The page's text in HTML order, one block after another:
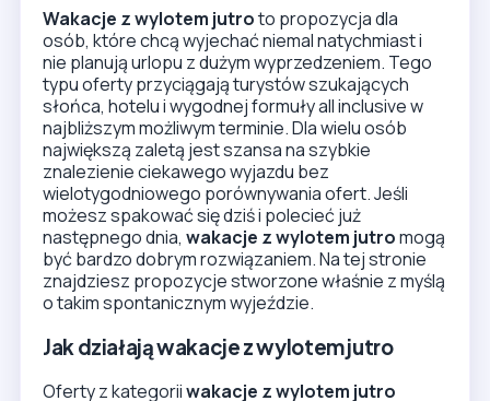
znajdziesz propozycje stworzone właśnie z myślą
o takim spontanicznym wyjeździe.
Jak działają wakacje z wylotem jutro
Oferty z kategoriiwakacje z wylotem jutro
pojawiają się wtedy, gdy do rozpoczęcia podróży
zostało bardzo mało czasu. Najczęściej są to
miejsca, które wciąż są dostępne w samolocie i
hotelu, dlatego można je zarezerwować tuż przed
wyjazdem. To świetna opcja dla osób
elastycznych, które nie są przywiązane do
jednego konkretnego hotelu czy jednego
kierunku. W praktyce liczy się tu szybkość decyzji,
ale także rozsądne porównanie ceny, standardu
obiektu i warunków pobytu.Wylot jutroto więc
nie tylko spontaniczność, ale też możliwość
złapania bardzo aktualnej okazji urlopowej.